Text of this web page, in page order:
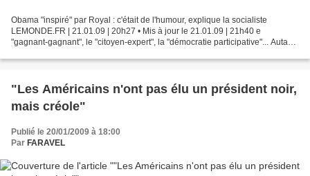
Obama "inspiré" par Royal : c'était de l'humour, explique la socialiste
LEMONDE.FR | 21.01.09 | 20h27 • Mis à jour le 21.01.09 | 21h40 e
"gagnant-gagnant", le "citoyen-expert", la "démocratie participative"... Autant
"Les Américains n'ont pas élu un président noir,
mais créole"
Publié le 20/01/2009 à 18:00
Par FARAVEL